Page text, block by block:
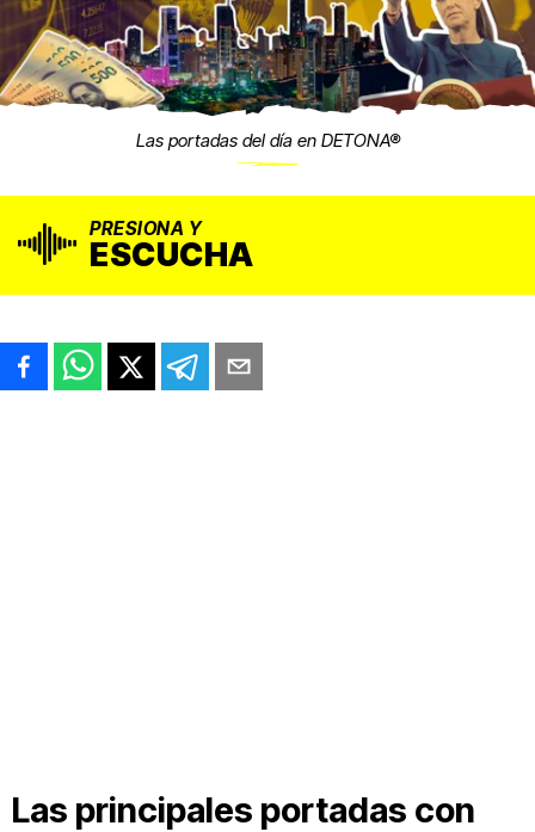
Las portadas del día en DETONA®
PRESIONA Y
ESCUCHA
Las principales portadas con